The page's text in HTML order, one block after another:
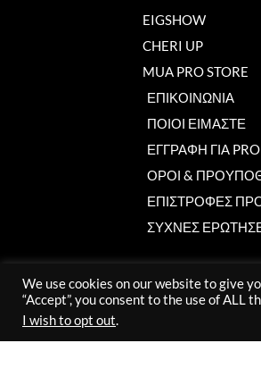
EIGSHOW
CHERI UP
MUA PRO STORE
ΕΠΙΚΟΙΝΩΝΙΑ
ΠΟΙΟΙ ΕΙΜΑΣΤΕ
ΕΓΓΡΑΦΗ ΓΙΑ PRO
ΟΡΟΙ &
ΕΠΙΣΤΡΟΦΕΣ
ΣΥΧΝΕΣ
We use cookies on our website to give
“Accept”, you consent to the use of ALL
I wish to opt out.